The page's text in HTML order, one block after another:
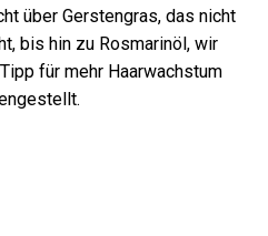
über Gerstengras, das nicht
bis hin zu Rosmarinöl, wir
für mehr Haarwachstum